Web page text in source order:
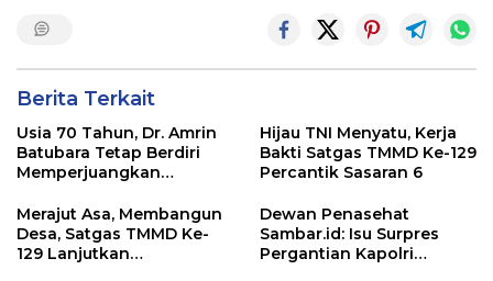
Berita Terkait
Usia 70 Tahun, Dr. Amrin
Batubara Tetap Berdiri
Memperjuangkan
Hijau TNI Menyatu, Kerja
Bakti Satgas TMMD Ke-129
Percantik Sasaran 6
Merajut Asa, Membangun
Desa, Satgas TMMD Ke-
129 Lanjutkan
Dewan Penasehat
Sambar.id: Isu Surpres
Pergantian Kapolri